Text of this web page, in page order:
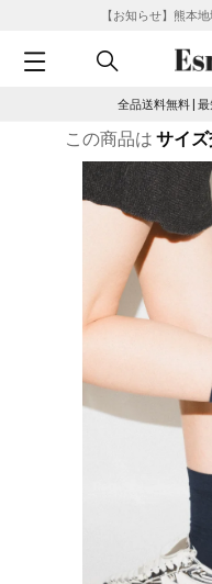
【お知らせ】熊本
全品送料無料 |
この商品は サイ